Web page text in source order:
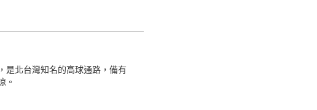
是北台灣知名的高球通路，備有
。